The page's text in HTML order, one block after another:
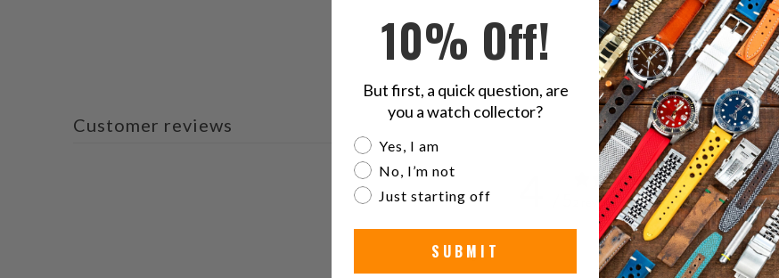
Customer reviews
2 reviews
5 50%
10% Off!
But first, a quick question, are
you a watch collector?
Are you a watch collector?
Yes, I am
No, I’m not
Just starting off
SUBMIT